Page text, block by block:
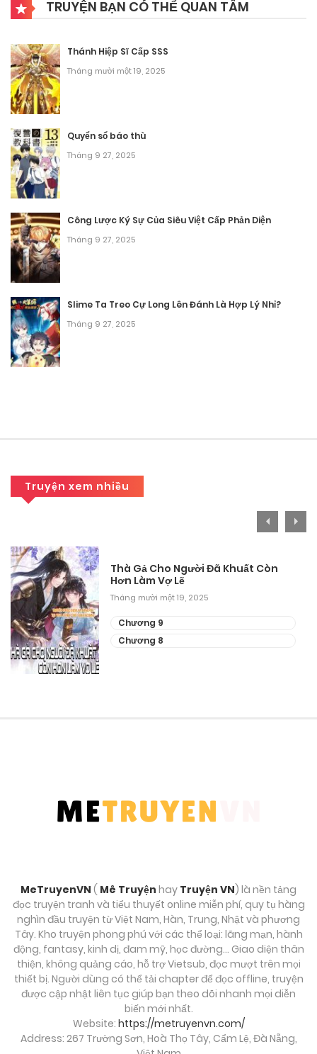
TRUYỆN BẠN CÓ THỂ QUAN TÂM
Thánh Hiệp Sĩ Cấp SSS
Tháng mười một 19, 2025
Quyển sổ báo thù
Tháng 9 27, 2025
Công Lược Ký Sự Của Siêu Việt Cấp Phản Diện
Tháng 9 27, 2025
Slime Ta Treo Cự Long Lên Đánh Là Hợp Lý Nhỉ?
Tháng 9 27, 2025
Truyện xem nhiều
Thà Gả Cho Người Đã Khuất Còn
Hơn Làm Vợ Lẽ
Tháng mười một 19, 2025
Chương 9
Chương 8
MeTruyenVN ( Mê Truyện hay Truyện VN) là nền tảng
đọc truyện tranh và tiểu thuyết online miễn phí, quy tụ hàng
nghìn đầu truyện từ Việt Nam, Hàn, Trung, Nhật và phương
Tây. Kho truyện phong phú với các thể loại: lãng mạn, hành
động, fantasy, kinh dị, đam mỹ, học đường… Giao diện thân
thiện, không quảng cáo, hỗ trợ Vietsub, đọc mượt trên mọi
thiết bị. Người dùng có thể tải chapter để đọc offline, truyện
được cập nhật liên tục giúp bạn theo dõi nhanh mọi diễn
biến mới nhất.
Website: https://metruyenvn.com/
Address: 267 Trường Sơn, Hoà Thọ Tây, Cẩm Lệ, Đà Nẵng,